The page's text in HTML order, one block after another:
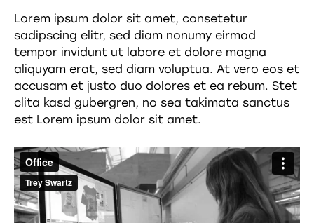
Lorem ipsum dolor sit amet, consetetur
sadipscing elitr, sed diam nonumy eirmod
tempor invidunt ut labore et dolore magna
aliquyam erat, sed diam voluptua. At vero eos et
accusam et justo duo dolores et ea rebum. Stet
clita kasd gubergren, no sea takimata sanctus
est Lorem ipsum dolor sit amet.